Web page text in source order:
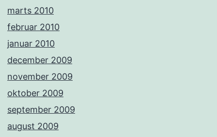
marts 2010
februar 2010
januar 2010
december 2009
november 2009
oktober 2009
september 2009
august 2009